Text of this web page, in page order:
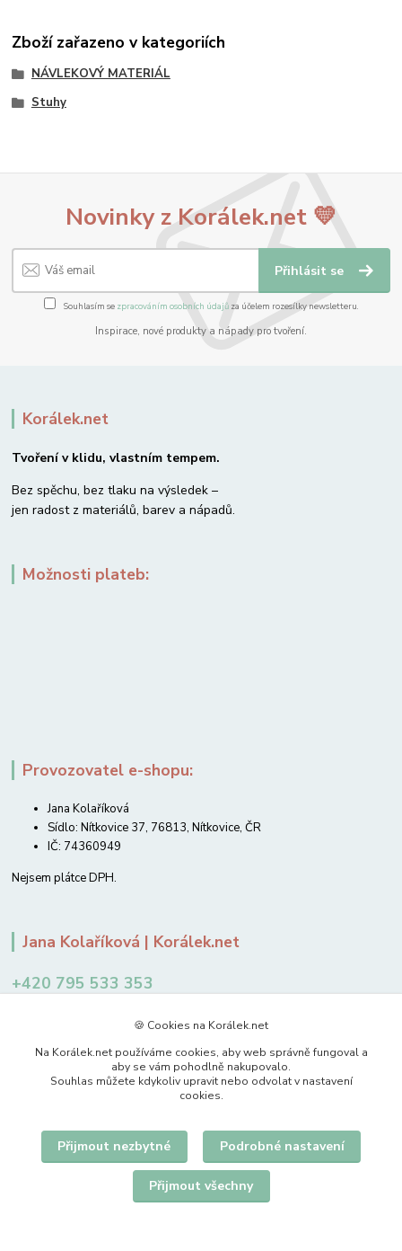
Zboží zařazeno v kategoriích
NÁVLEKOVÝ MATERIÁL
Stuhy
Novinky z Korálek.net 💛
Přihlásit se
Souhlasím se zpracováním osobních údajůza účelem rozesílky newsletteru.
Inspirace, nové produkty a nápady pro tvoření.
Korálek.net
Tvoření v klidu, vlastním tempem.
Bez spěchu, bez tlaku na výsledek –
jen radost z materiálů, barev a nápadů.
Možnosti plateb:
Provozovatel e-shopu:
Jana Kolaříková
Sídlo: Nítkovice 37, 76813, Nítkovice, ČR
IČ: 74360949
Nejsem plátce DPH.
Jana Kolaříková | Korálek.net
+420 795 533 353
Upravit sběr cookies.
🍪 Cookies na Korálek.net
Na Korálek.net používáme cookies, aby web správně fungoval a
aby se vám pohodlně nakupovalo.
Souhlas můžete kdykoliv upravit nebo odvolat v nastavení
cookies.
Přijmout nezbytné Podrobné nastavení
Přijmout všechny